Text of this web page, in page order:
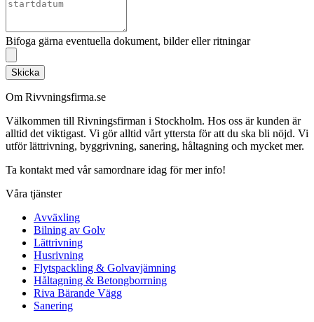
Bifoga gärna eventuella dokument, bilder eller ritningar
Skicka
Om Rivvningsfirma.se
Välkommen till Rivningsfirman i Stockholm. Hos oss är kunden är
alltid det viktigast. Vi gör alltid vårt yttersta för att du ska bli nöjd. Vi
utför lättrivning, byggrivning, sanering, håltagning och mycket mer.
Ta kontakt med vår samordnare idag för mer info!
Våra tjänster
Avväxling
Bilning av Golv
Lättrivning
Husrivning
Flytspackling & Golvavjämning
Håltagning & Betongborrning
Riva Bärande Vägg
Sanering